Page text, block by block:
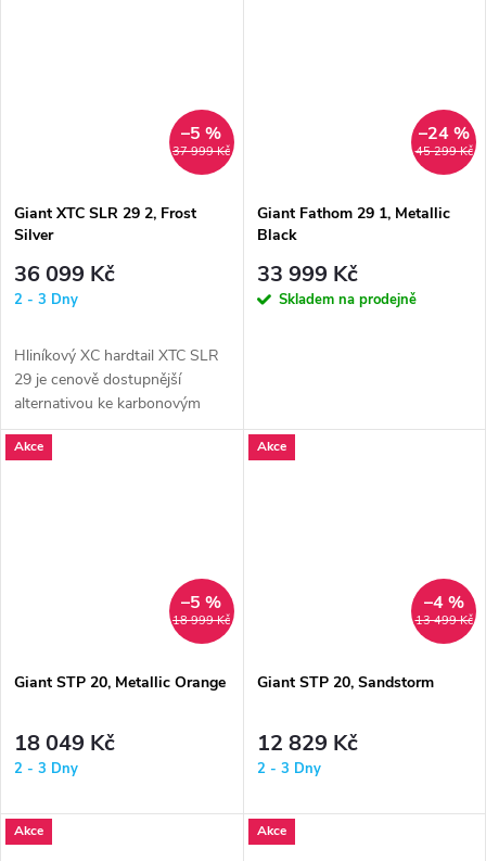
37 999 Kč
–5 %
Giant XTC SLR 29 2, Frost
Silver
36 099 Kč
2 - 3 Dny
Hliníkový XC hardtail XTC SLR
29 je cenově dostupnější
alternativou ke karbonovým
modelům XTC Advanced 29.
Navržen je...
45 299 Kč
–24 %
Giant Fathom 29 1, Metallic
Black
33 999 Kč
Skladem na prodejně
Akce
18 999 Kč
–5 %
Giant STP 20, Metallic Orange
18 049 Kč
2 - 3 Dny
Akce
13 499 Kč
–4 %
Giant STP 20, Sandstorm
12 829 Kč
2 - 3 Dny
Akce Akce